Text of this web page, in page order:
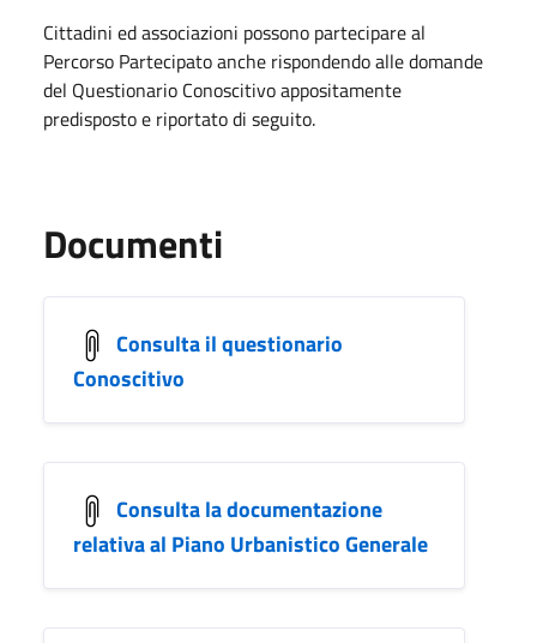
Cittadini ed associazioni possono partecipare al
Percorso Partecipato anche rispondendo alle domande
del Questionario Conoscitivo appositamente
predisposto e riportato di seguito.
Documenti
Consulta il questionario
Conoscitivo
Consulta la documentazione
relativa al Piano Urbanistico Generale